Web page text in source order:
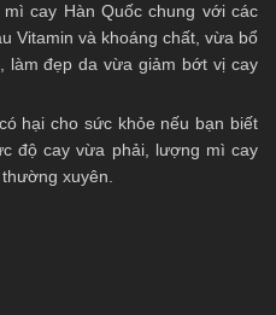
cay Hàn Quốc chung với các
Vitamin và khoáng chất, vừa bổ
làm đẹp da vừa giảm bớt vị cay
hại cho sức khỏe nếu bạn biết
độ cay vừa phải, lượng mì cay
xuyên.